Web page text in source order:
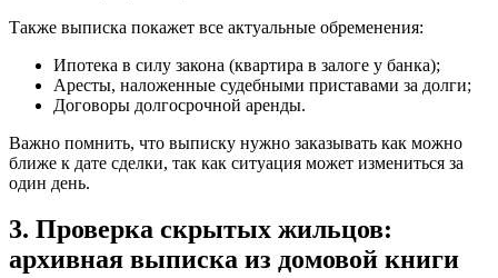
Также выписка покажет все актуальные обременения:
Ипотека в силу закона (квартира в залоге у банка);
Аресты, наложенные судебными приставами за долги;
Договоры долгосрочной аренды.
Важно помнить, что выписку нужно заказывать как можно
ближе к дате сделки, так как ситуация может измениться за
один день.
3. Проверка скрытых жильцов:
архивная выписка из домовой книги